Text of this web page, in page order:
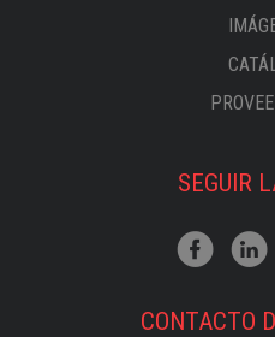
SEGUIR
CONTACTO